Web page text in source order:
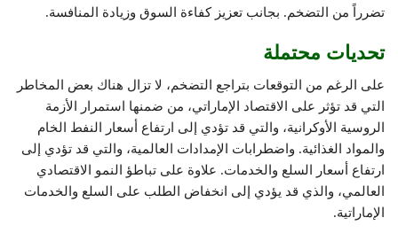
تضرراً من التضخم. بجانب تعزيز كفاءة السوق وزيادة المنافسة.
تحديات محتملة
على الرغم من التوقعات بتراجع التضخم، لا تزال هناك بعض المخاطر
التي قد تؤثر على الاقتصاد الإماراتي، من ضمنها استمرار الأزمة
الروسية الأوكرانية، والتي قد تؤدي إلى ارتفاع أسعار النفط الخام
والمواد الغذائية. واضطرابات الإمدادات العالمية، والتي قد تؤدي إلى
ارتفاع أسعار السلع والخدمات. علاوة على تباطؤ النمو الاقتصادي
العالمي، والذي قد يؤدي إلى انخفاض الطلب على السلع والخدمات
الإماراتية.